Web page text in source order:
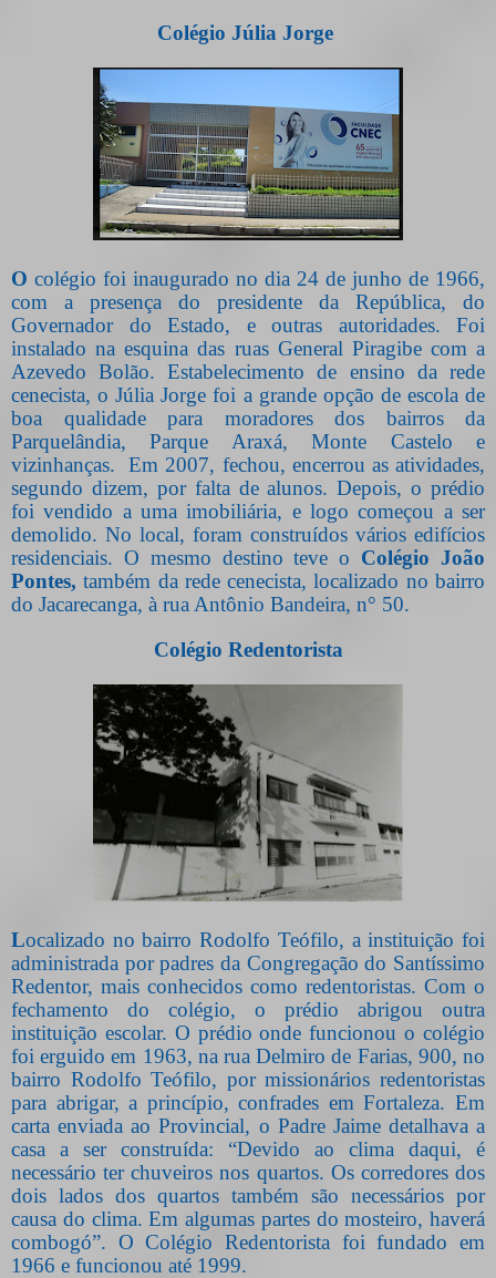
Colégio Júlia Jorge
O colégio foi inaugurado no dia 24 de junho de 1966,
com a presença do presidente da República, do
Governador do Estado, e outras autoridades. Foi
instalado na esquina das ruas General Piragibe com a
Azevedo Bolão. Estabelecimento de ensino da rede
cenecista, o Júlia Jorge foi a grande opção de escola de
boa qualidade para moradores dos bairros da
Parquelândia, Parque Araxá, Monte Castelo e
vizinhanças.
Em 2007, fechou, encerrou as atividades,
segundo dizem, por falta de alunos. Depois, o prédio
foi vendido a uma imobiliária, e logo começou a ser
demolido. No local, foram construídos vários edifícios
residenciais. O mesmo destino teve o Colégio João
Pontes,também da rede cenecista, localizado no bairro
do Jacarecanga, à rua Antônio Bandeira, n° 50.
Colégio Redentorista
Localizado no bairro Rodolfo Teófilo, a instituição foi
administrada por padres da Congregação do Santíssimo
Redentor, mais conhecidos como redentoristas. Com o
fechamento do colégio, o prédio abrigou outra
instituição escolar. O prédio onde funcionou o colégio
foi erguido em 1963, na rua Delmiro de Farias, 900, no
bairro Rodolfo Teófilo, por missionários redentoristas
para abrigar, a princípio, confrades em Fortaleza. Em
carta enviada ao Provincial, o Padre Jaime detalhava a
casa a ser construída: “Devido ao clima daqui, é
necessário ter chuveiros nos quartos. Os corredores dos
dois lados dos quartos também são necessários por
causa do clima. Em algumas partes do mosteiro, haverá
combogó”. O Colégio Redentorista foi fundado em
1966 e funcionou até 1999.